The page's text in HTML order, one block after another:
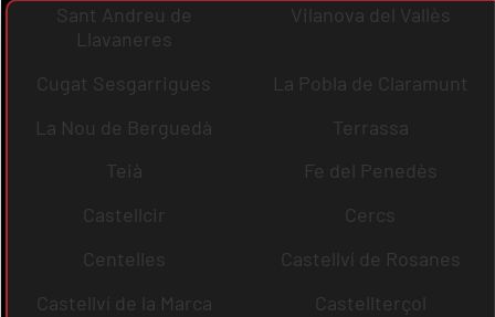
Sant Andreu de
Llavaneres
Vilanova del Vallès
Cugat Sesgarrigues
La Pobla de Claramunt
La Nou de Berguedà
Terrassa
Teià
Fe del Penedès
Castellcir
Cercs
Centelles
Castellví de Rosanes
Castellví de la Marca
Castellterçol